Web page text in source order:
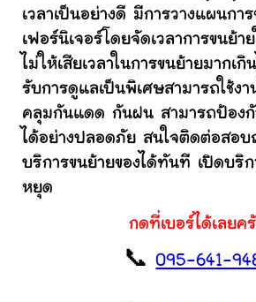
เวลาเป็นอย่างดี มีการวางแผนกา
เฟอร์นิเจอร์โดยจัดเวลาการขนย้า
ไม่ให้เสียเวลาในการขนย้ายมากเ
รับการดูแลเป็นพิเศษสามารถใช้ง
คลุมกันแดด กันฝน สามารถป้องกั
ได้อย่างปลอดภัย สนใจติดต่อสอบ
บริการขนย้ายของได้ทันที เปิดบริ
หยุด
กดที่เบอร์ได้เลยค
📞095-641-